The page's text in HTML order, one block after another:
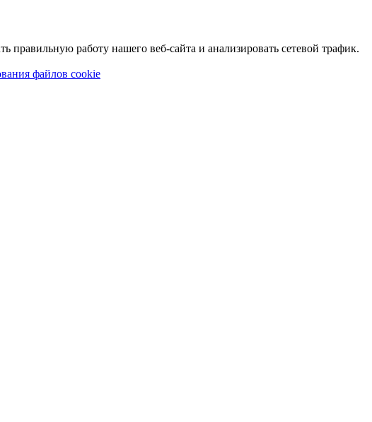
работу нашего веб-сайта и анализировать сетевой трафик.
файлов cookie